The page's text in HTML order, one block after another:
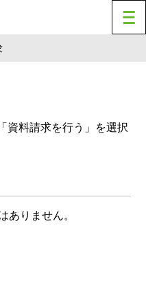
資料請求を行う」を選択
ありません。